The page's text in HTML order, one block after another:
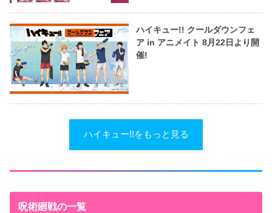
ハイキュー!! クールダウンフェ
ア in アニメイト 8月22日より開
催!
ハイキュー!!をもっと見る
呪術廻戦の一覧